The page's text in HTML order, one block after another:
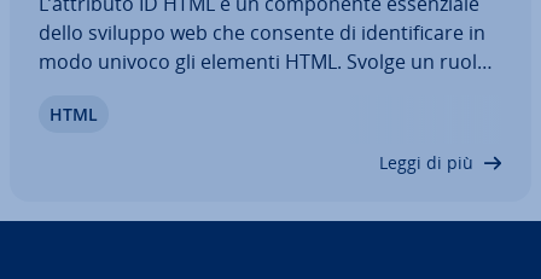
dello sviluppo web che consente di iden­ti­fi­ca­re in
modo univoco gli elementi HTML. Svolge un ruolo
gram­ma­zio­ne web in­te­rat­ti­va con Ja­va­Script e nella
HTML
Leggi di più